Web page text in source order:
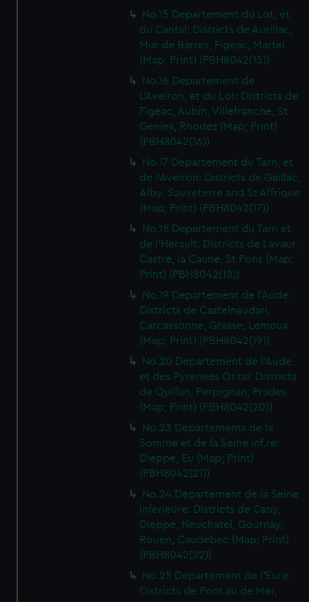
No.15 Departement du Lot, et
du Cantal: Districts de Aurillac,
Mur de Barres, Figeac, Martel
(Map; Print) (PBH8042(15))
No.16 Departement de
L'Aveiron, et du Lot: Districts de
Figeac, Aubin, Villefranche, St
Genies, Rhodez (Map; Print)
(PBH8042(16))
No.17 Departement du Tarn, et
de l'Aveiron: Districts de Gaillac,
Alby, Sauveterre and St Affrique
(Map; Print) (PBH8042(17))
No.18 Departement du Tarn et
de l'Herault: Districts de Lavaur,
Castre, la Caune, St Pons (Map;
Print) (PBH8042(18))
No.19 Departement de l'Aude:
Districts de Castelnaudari,
Carcassonne, Grasse, Lemoux
(Map; Print) (PBH8042(19))
No.20 Departement de l'Aude
et des Pyrenees Or.tal: Districts
de Quillan, Perpignan, Prades
(Map; Print) (PBH8042(20))
No.23 Departements de la
Somme et de la Seine inf.re:
Dieppe, Eu (Map; Print)
(PBH8042(21))
No.24 Departement de la Seine
Inferieure: Districts de Cany,
Dieppe, Neuchatel, Gournay,
Rouen, Caudebec (Map; Print)
(PBH8042(22))
No.25 Departement de l'Eure:
Districts de Pont au de Mer,